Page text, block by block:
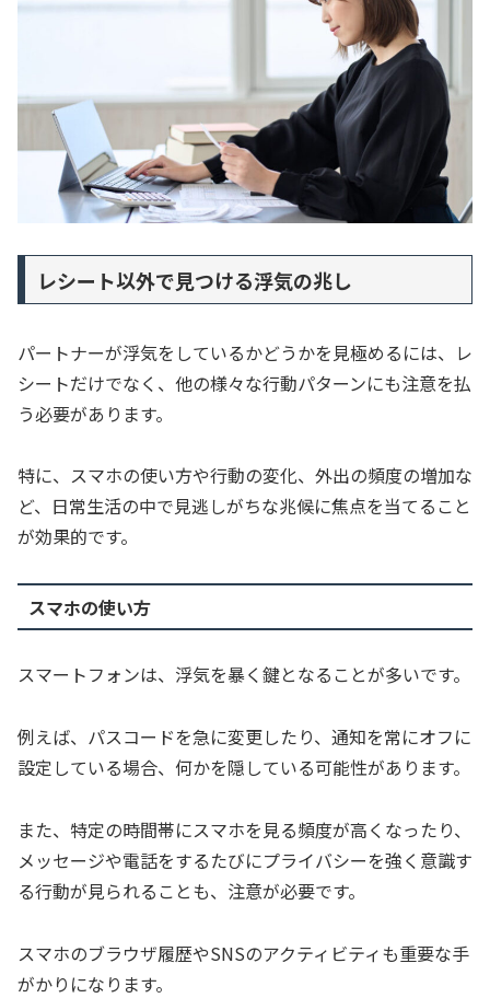
レシート以外で見つける浮気の兆し
パートナーが浮気をしているかどうかを見極めるには、レ
シートだけでなく、他の様々な行動パターンにも注意を払
う必要があります。
特に、スマホの使い方や行動の変化、外出の頻度の増加な
ど、日常生活の中で見逃しがちな兆候に焦点を当てること
が効果的です。
スマホの使い方
スマートフォンは、浮気を暴く鍵となることが多いです。
例えば、パスコードを急に変更したり、通知を常にオフに
設定している場合、何かを隠している可能性があります。
また、特定の時間帯にスマホを見る頻度が高くなったり、
メッセージや電話をするたびにプライバシーを強く意識す
る行動が見られることも、注意が必要です。
スマホのブラウザ履歴やSNSのアクティビティも重要な手
がかりになります。